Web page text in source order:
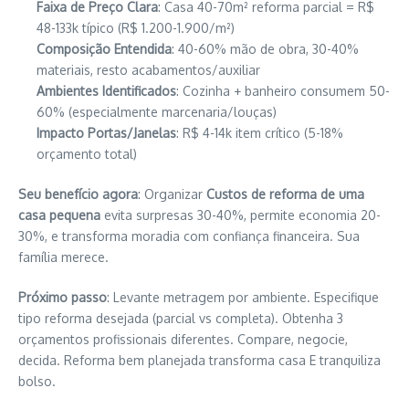
Faixa de Preço Clara: Casa 40-70m² reforma parcial = R$
48-133k típico (R$ 1.200-1.900/m²)
Composição Entendida: 40-60% mão de obra, 30-40%
materiais, resto acabamentos/auxiliar
Ambientes Identificados: Cozinha + banheiro consumem 50-
60% (especialmente marcenaria/louças)
Impacto Portas/Janelas: R$ 4-14k item crítico (5-18%
orçamento total)
Seu benefício agora: Organizar Custos de reforma de uma
casa pequena evita surpresas 30-40%, permite economia 20-
30%, e transforma moradia com confiança financeira. Sua
família merece.
Próximo passo: Levante metragem por ambiente. Especifique
tipo reforma desejada (parcial vs completa). Obtenha 3
orçamentos profissionais diferentes. Compare, negocie,
decida. Reforma bem planejada transforma casa E tranquiliza
bolso.